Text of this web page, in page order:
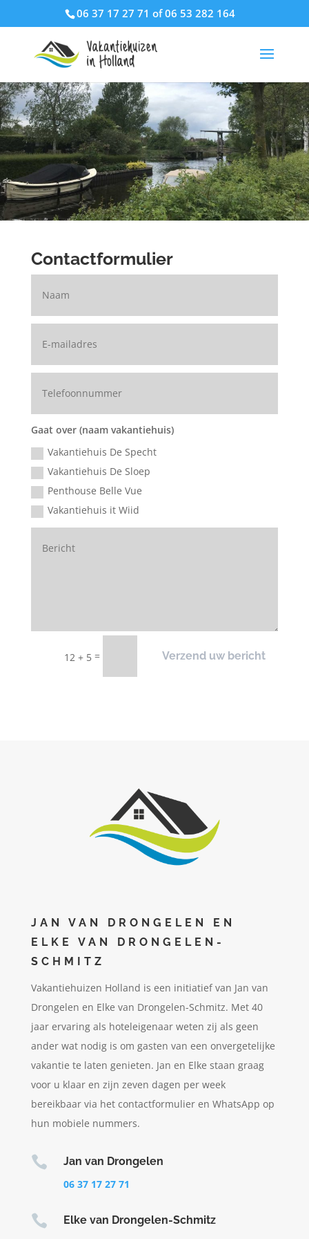
06 37 17 27 71 of 06 53 282 164
Contactformulier
Gaat over (naam vakantiehuis)
Vakantiehuis De Specht
Vakantiehuis De Sloep
Penthouse Belle Vue
Vakantiehuis it Wiid
12 + 5 = Verzend uw bericht
JAN VAN DRONGELEN EN
ELKE VAN DRONGELEN-
SCHMITZ
Vakantiehuizen Holland is een initiatief van Jan van
Drongelen en Elke van Drongelen-Schmitz. Met 40
jaar ervaring als hoteleigenaar weten zij als geen
ander wat nodig is om gasten van een onvergetelijke
vakantie te laten genieten. Jan en Elke staan graag
voor u klaar en zijn zeven dagen per week
bereikbaar via het contactformulier en WhatsApp op
hun mobiele nummers.

Jan van Drongelen
06 37 17 27 71

Elke van Drongelen-Schmitz